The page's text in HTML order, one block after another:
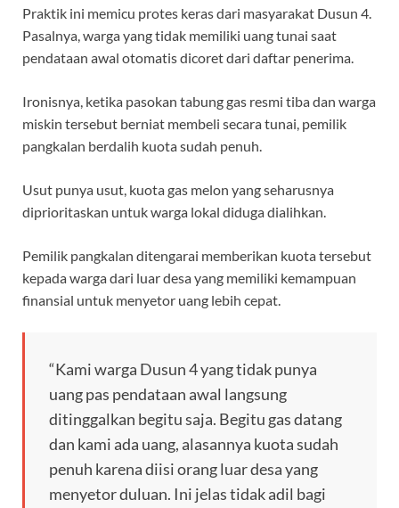
Praktik ini memicu protes keras dari masyarakat Dusun 4.
Pasalnya, warga yang tidak memiliki uang tunai saat
pendataan awal otomatis dicoret dari daftar penerima.
Ironisnya, ketika pasokan tabung gas resmi tiba dan warga
miskin tersebut berniat membeli secara tunai, pemilik
pangkalan berdalih kuota sudah penuh.
Usut punya usut, kuota gas melon yang seharusnya
diprioritaskan untuk warga lokal diduga dialihkan.
Pemilik pangkalan ditengarai memberikan kuota tersebut
kepada warga dari luar desa yang memiliki kemampuan
finansial untuk menyetor uang lebih cepat.
“Kami warga Dusun 4 yang tidak punya
uang pas pendataan awal langsung
ditinggalkan begitu saja. Begitu gas datang
dan kami ada uang, alasannya kuota sudah
penuh karena diisi orang luar desa yang
menyetor duluan. Ini jelas tidak adil bagi